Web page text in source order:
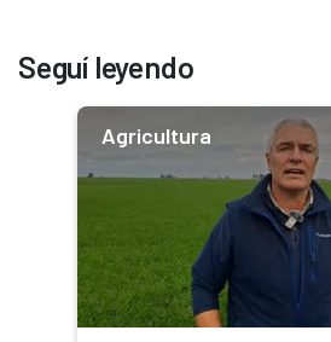
Seguí leyendo
Agricultura